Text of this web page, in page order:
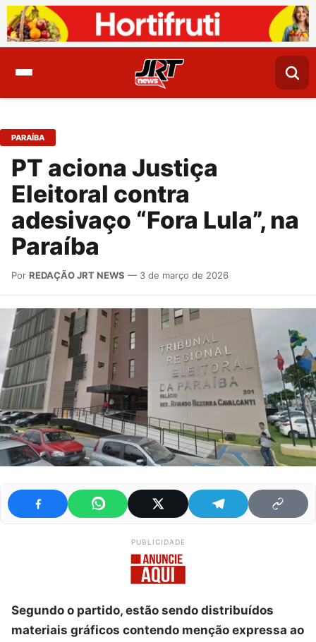
PARAÍBA
PT aciona Justiça
Eleitoral contra
adesivaço “Fora Lula”, na
Paraíba
Por REDAÇÃO JRT NEWS — 3 de março de 2026
PUBLICIDADE
Segundo o partido, estão sendo distribuídos
materiais gráficos contendo menção expressa ao